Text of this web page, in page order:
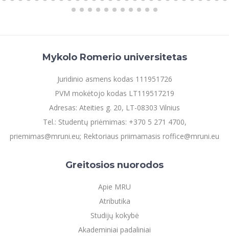
Mykolo Romerio universitetas
Juridinio asmens kodas 111951726
PVM mokėtojo kodas LT119517219
Adresas: Ateities g. 20, LT-08303 Vilnius
Tel.: Studentų priėmimas: +370 5 271 4700,
priemimas@mruni.eu; Rektoriaus priimamasis roffice@mruni.eu
Greitosios nuorodos
Apie MRU
Atributika
Studijų kokybė
Akademiniai padaliniai